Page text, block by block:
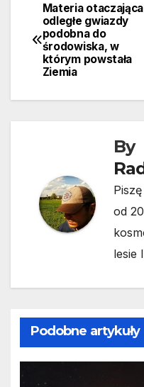
Nawigacja
wpisu
Materia otaczająca
odległe gwiazdy
podobna do
środowiska, w
którym powstała
Ziemia
By
od
lesie
Podobne artykuły